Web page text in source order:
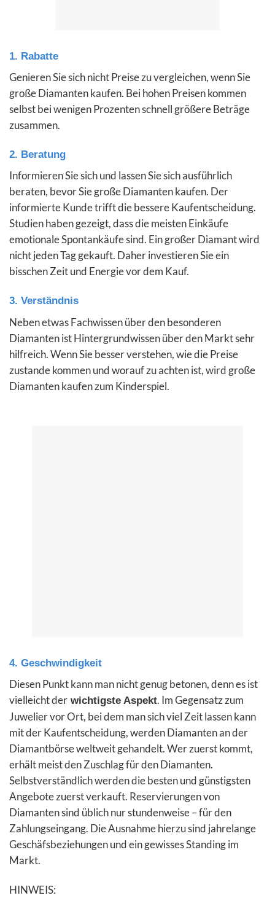
1. Rabatte
Genieren Sie sich nicht Preise zu vergleichen, wenn Sie
große Diamanten kaufen. Bei hohen Preisen kommen
selbst bei wenigen Prozenten schnell größere Beträge
zusammen.
2. Beratung
Informieren Sie sich und lassen Sie sich ausführlich
beraten, bevor Sie große Diamanten kaufen. Der
informierte Kunde trifft die bessere Kaufentscheidung.
Studien haben gezeigt, dass die meisten Einkäufe
emotionale Spontankäufe sind. Ein großer Diamant wird
nicht jeden Tag gekauft. Daher investieren Sie ein
bisschen Zeit und Energie vor dem Kauf.
3. Verständnis
Neben etwas Fachwissen über den besonderen
Diamanten ist Hintergrundwissen über den Markt sehr
hilfreich. Wenn Sie besser verstehen, wie die Preise
zustande kommen und worauf zu achten ist, wird große
Diamanten kaufen zum Kinderspiel.
4. Geschwindigkeit
Diesen Punkt kann man nicht genug betonen, denn es ist
vielleicht der wichtigste Aspekt. Im Gegensatz zum
Juwelier vor Ort, bei dem man sich viel Zeit lassen kann
mit der Kaufentscheidung, werden Diamanten an der
Diamantbörse weltweit gehandelt. Wer zuerst kommt,
erhält meist den Zuschlag für den Diamanten.
Selbstverständlich werden die besten und günstigsten
Angebote zuerst verkauft. Reservierungen von
Diamanten sind üblich nur stundenweise – für den
Zahlungseingang. Die Ausnahme hierzu sind jahrelange
Geschäfsbeziehungen und ein gewisses Standing im
Markt.
HINWEIS: